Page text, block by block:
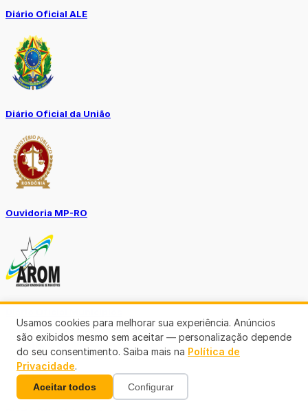
Diário Oficial ALE
Diário Oficial da União
Ouvidoria MP-RO
Usamos cookies para melhorar sua experiência. Anúncios
são exibidos mesmo sem aceitar — personalização depende
do seu consentimento. Saiba mais na Política de
Privacidade.
Aceitar todos Configurar